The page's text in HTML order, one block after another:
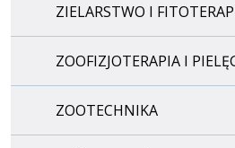
ZIELARSTWO I
ZOOFIZJOTERAPIA I
ZOOTECHNIKA